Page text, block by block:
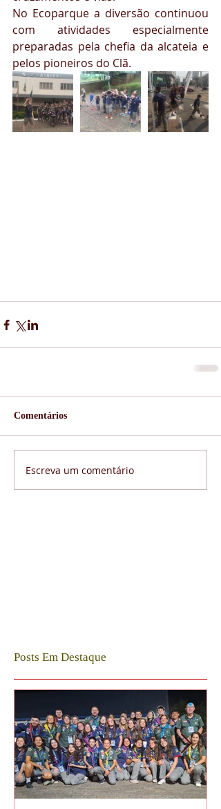
No Ecoparque a diversão continuou
com atividades especialmente
preparadas pela chefia da alcateia e
pelos pioneiros do Clã.
Comentários
Escreva um comentário
Posts Em Destaque